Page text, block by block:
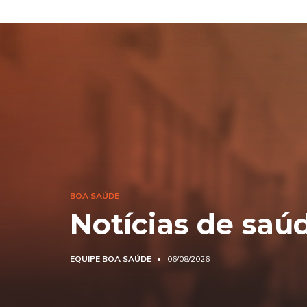
BOA SAÚDE
Notícias de
EQUIPE BOA SAÚDE 06/08/2026